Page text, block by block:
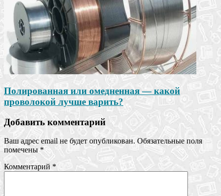
Полированная или омедненная — какой
проволокой лучше варить?
Добавить комментарий
Ваш адрес email не будет опубликован. Обязательные поля
помечены*
Комментарий *